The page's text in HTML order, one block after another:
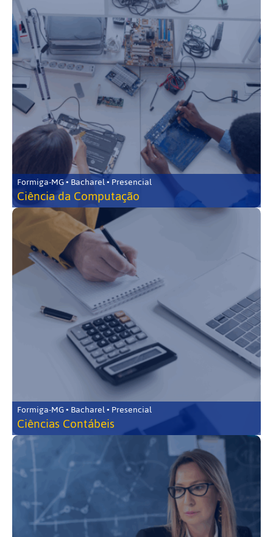
Formiga-MG • Bacharel • Presencial
Ciência da Computação
Formiga-MG • Bacharel • Presencial
Ciências Contábeis